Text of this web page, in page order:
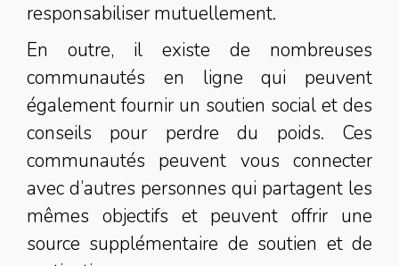
responsabiliser mutuellement.
En outre, il existe de nombreuses
communautés en ligne qui peuvent
également fournir un soutien social et des
conseils pour perdre du poids. Ces
communautés peuvent vous connecter
avec d’autres personnes qui partagent les
mêmes objectifs et peuvent offrir une
source supplémentaire de soutien et de